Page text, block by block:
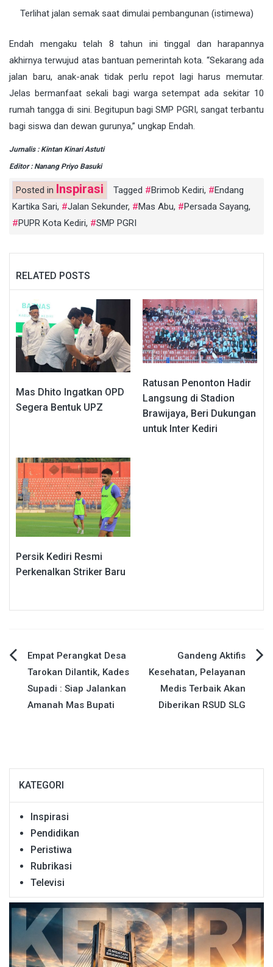
Terlihat jalan semak saat dimulai pembangunan (istimewa)
Endah mengaku telah 8 tahun ini tinggal dan harapannya
akhirnya terwujud atas bantuan pemerintah kota. “Sekarang ada
jalan baru, anak-anak tidak perlu repot lagi harus memutar.
Jelas bermanfaat sekali bagi warga setempat ada sekitar 10
rumah tangga di sini. Begitupun bagi SMP PGRI, sangat terbantu
bagi siswa dan dewan gurunya,” ungkap Endah.
Jurnalis : Kintan Kinari Astuti
Editor : Nanang Priyo Basuki
Posted in Inspirasi Tagged Brimob Kediri,
Endang
Kartika Sari, Jalan Sekunder, Mas Abu, Persada Sayang,
PUPR Kota Kediri, SMP PGRI
RELATED POSTS
Mas Dhito Ingatkan OPD
Segera Bentuk UPZ
Ratusan Penonton Hadir
Langsung di Stadion
Brawijaya, Beri Dukungan
untuk Inter Kediri
Persik Kediri Resmi
Perkenalkan Striker Baru
Navigasi
pos
Empat Perangkat Desa
Tarokan Dilantik, Kades
Supadi : Siap Jalankan
Amanah Mas Bupati
Gandeng Aktifis
Kesehatan, Pelayanan
Medis Terbaik Akan
Diberikan RSUD SLG
KATEGORI
Inspirasi
Pendidikan
Peristiwa
Rubrikasi
Televisi